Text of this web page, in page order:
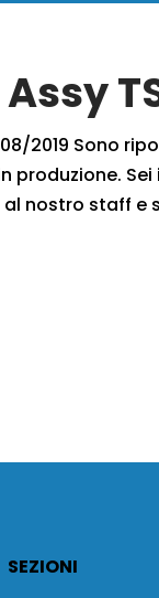
2019 Sono
nostro staff e
SEZIONI